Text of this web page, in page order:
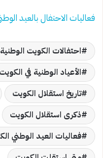
فعاليات الاحتفال بالعيد
احتفالات الكويت الوطنية
الأعياد الوطنية في
تاريخ استقلال الكويت
ذكرى استقلال الكويت
فعاليات العيد الوطني